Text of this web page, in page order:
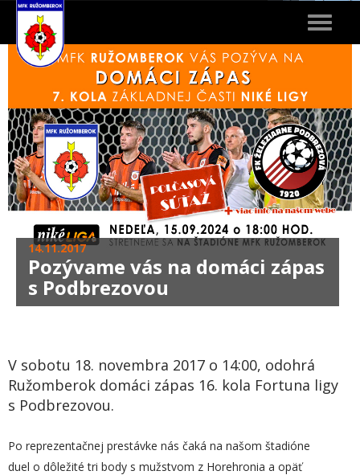
Toggle
14.11.2017
Pozývame vás na domáci zápas
s Podbrezovou
V sobotu 18. novembra 2017 o 14:00, odohrá
Ružomberok domáci zápas 16. kola Fortuna ligy
s Podbrezovou.
Po reprezentačnej prestávke nás čaká na našom štadióne
duel o dôležité tri body s mužstvom z Horehronia a opäť